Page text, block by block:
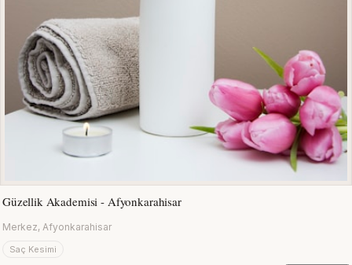
Güzellik Akademisi - Afyonkarahisar
Merkez, Afyonkarahisar
Saç Kesimi